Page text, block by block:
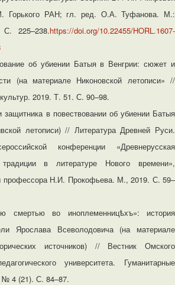
Горького РАН; гл. ред. О.А. Туфанова. М.:
225–238.https://doi.org/10.22455/HORL.1607-
об убиении Батыя в Венгрии: сюжет и
(на материале Никоновской летописи» //
2019. Т. 51. С. 90–98.
защитника в повествовании об убиении Батыя
летописи) // Литература Древней Руси.
конференции «Древнерусская
в литературе Нового времени»,
профессора Н.И. Прокофьева. М., 2019. С. 59–
смертью во иноплеменницѣхъ»: история
Ярослава Всеволодовича (на материале
источников) // Вестник Омского
университета. Гуманитарные
№ 4 (21). С. 84–87.